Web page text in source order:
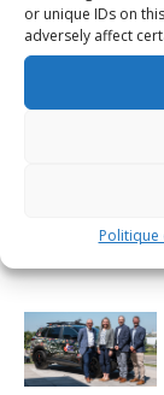
or unique IDs on
adversely affect
Politique
la
Encans
Related